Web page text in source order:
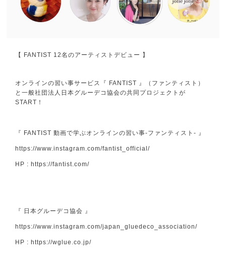
【 FANTIST 12名のアーティストデビュー 】
オンラインの習い事サービス『 FANTIST 』（ファンティスト）
と一般社団法人日本グルーデコ協会の共同プロジェクトが
START！
『 FANTIST 動画で学ぶオンラインの習い事-ファンティスト- 』
https://www.instagram.com/fantist_official/
HP : https://fantist.com/
『 日本グルーデコ協会 』
https://www.instagram.com/japan_gluedeco_association/
HP :https://wglue.co.jp/